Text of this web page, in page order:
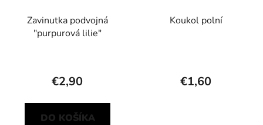
Zavinutka podvojná
"purpurová lilie"
€2,90
DO KOŠÍKA
Koukol polní
€1,60